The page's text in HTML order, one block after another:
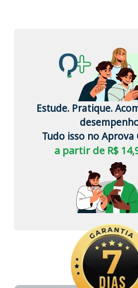
Estude. Pratique.
Tudo isso no Aprova
a partir de R$